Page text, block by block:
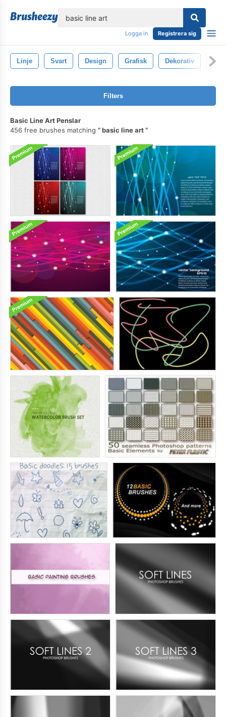
Logga in Registrera sig
Linje Svart Design Grafisk Dekorativ
Filters
Basic Line Art Penslar
456 free brushes matching
basic line art